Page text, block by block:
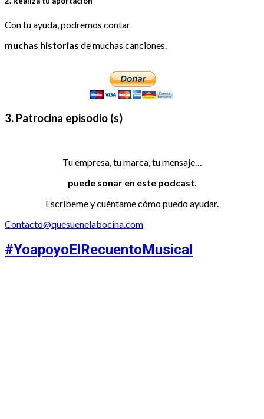
Con tu ayuda, podremos contar
muchas historias de muchas canciones.
3. Patrocina episodio (s)
Tu empresa, tu marca, tu mensaje…
puede sonar en este podcast.
Escríbeme y cuéntame cómo puedo ayudar.
Contacto@quesuenelabocina.com
#YoapoyoElRecuentoMusical